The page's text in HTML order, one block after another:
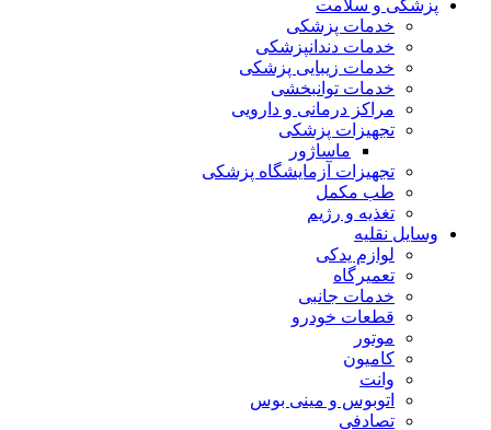
پزشکی و سلامت
خدمات پزشکی
خدمات دندانپزشکی
خدمات زیبایی پزشکی
خدمات توانبخشی
مراکز درمانی و دارویی
تجهیزات پزشکی
ماساژور
تجهیزات آزمایشگاه پزشکی
طب مکمل
تغذیه و رژیم
وسایل نقلیه
لوازم یدکی
تعمیرگاه
خدمات جانبی
قطعات خودرو
موتور
کامیون
وانت
اتوبوس و مینی بوس
تصادفی